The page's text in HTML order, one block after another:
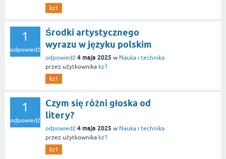
kz1
1
odpowiedź
Środki artystycznego
wyrazu w języku polskim
odpowiedź 4 maja 2025 w Nauka i technika
przez użytkownika kz1
kz1
1
odpowiedź
Czym się różni głoska od
litery?
odpowiedź 4 maja 2025 w Nauka i technika
przez użytkownika kz1
kz1